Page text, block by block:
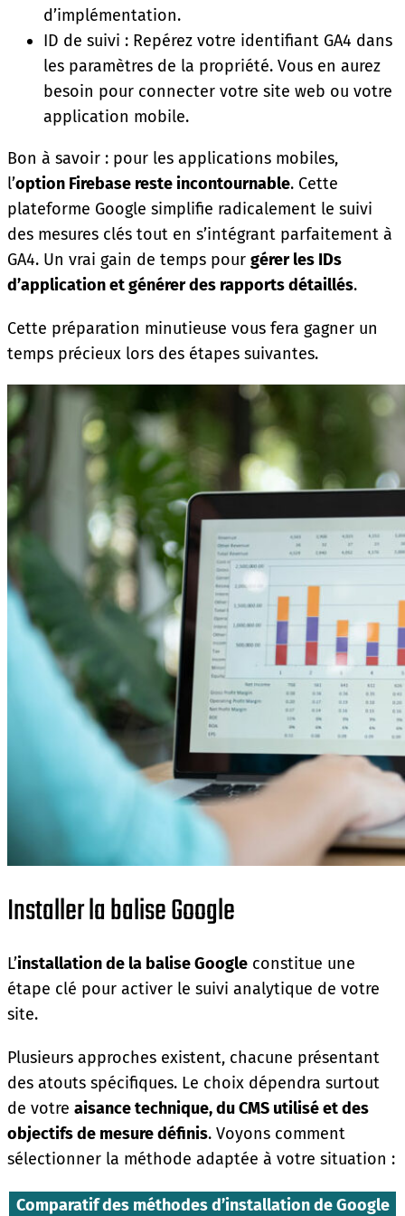
d’implémentation.
ID de suivi : Repérez votre identifiant GA4 dans
les paramètres de la propriété. Vous en aurez
besoin pour connecter votre site web ou votre
application mobile.
Bon à savoir : pour les applications mobiles,
l’option Firebase reste incontournable. Cette
plateforme Google simplifie radicalement le suivi
des mesures clés tout en s’intégrant parfaitement à
GA4. Un vrai gain de temps pour gérer les IDs
d’application et générer des rapports détaillés.
Cette préparation minutieuse vous fera gagner un
temps précieux lors des étapes suivantes.
Installer la balise Google
L’installation de la balise Google constitue une
étape clé pour activer le suivi analytique de votre
site.
Plusieurs approches existent, chacune présentant
des atouts spécifiques. Le choix dépendra surtout
de votre aisance technique, du CMS utilisé et des
objectifs de mesure définis. Voyons comment
sélectionner la méthode adaptée à votre situation :
Comparatif des méthodes d’installation de Google